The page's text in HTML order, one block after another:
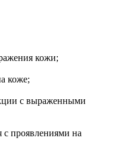
кожи;
коже;
с выраженными
с проявлениями на